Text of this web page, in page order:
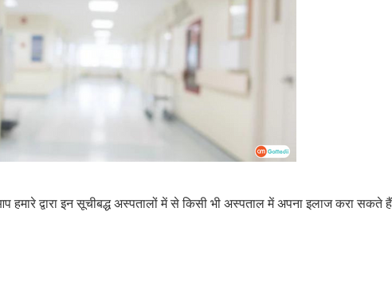
हमारे द्वारा इन सूचीबद्ध अस्पतालों में से किसी भी अस्पताल में अपना इलाज करा सकते